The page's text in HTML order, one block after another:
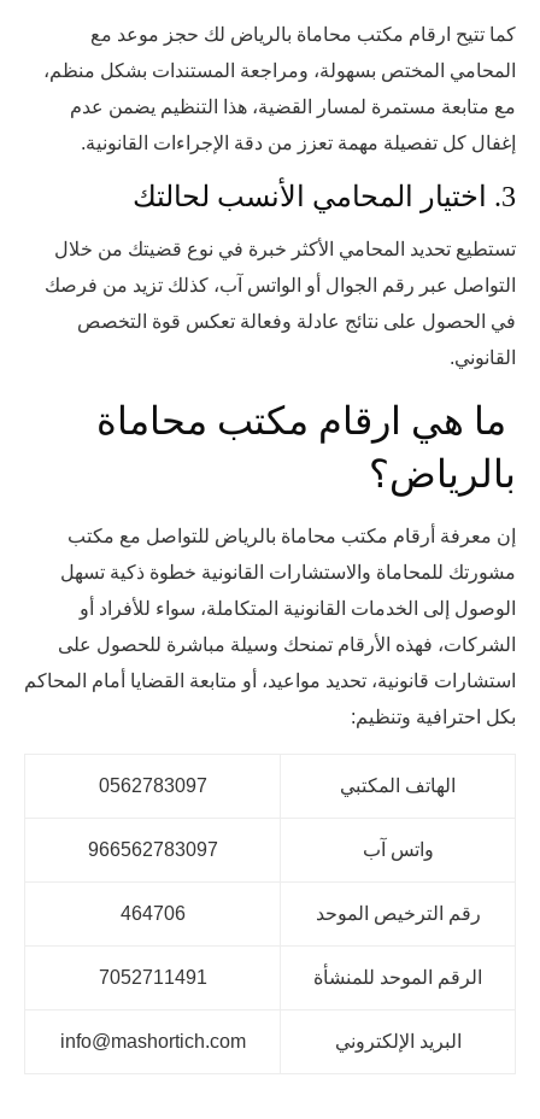
كما تتيح ارقام مكتب محاماة بالرياض لك حجز موعد مع
المحامي المختص بسهولة، ومراجعة المستندات بشكل منظم،
مع متابعة مستمرة لمسار القضية، هذا التنظيم يضمن عدم
إغفال كل تفصيلة مهمة تعزز من دقة الإجراءات القانونية.
3. اختيار المحامي الأنسب لحالتك
تستطيع تحديد المحامي الأكثر خبرة في نوع قضيتك من خلال
التواصل عبر رقم الجوال أو الواتس آب، كذلك تزيد من فرصك
في الحصول على نتائج عادلة وفعالة تعكس قوة التخصص
القانوني.
ما هي ارقام مكتب محاماة
بالرياض؟
إن معرفة أرقام مكتب محاماة بالرياض للتواصل مع مكتب
مشورتك للمحاماة والاستشارات القانونية خطوة ذكية تسهل
الوصول إلى الخدمات القانونية المتكاملة، سواء للأفراد أو
الشركات، فهذه الأرقام تمنحك وسيلة مباشرة للحصول على
استشارات قانونية، تحديد مواعيد، أو متابعة القضايا أمام المحاكم
بكل احترافية وتنظيم:
الهاتف المكتبي 0562783097
واتس آب 966562783097
رقم الترخيص الموحد 464706
الرقم الموحد للمنشأة 7052711491
البريد الإلكتروني info@mashortich.com